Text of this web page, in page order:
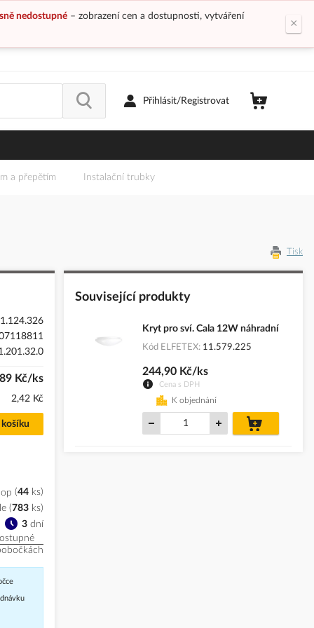
nedostupné– zobrazení cen a dostupnosti, vytváření
×
Přihlásit/Registrovat
a přepětím Instalační trubky
Tisk
Kč/ks
2,42 Kč
44 ks
3dní
(783 ks)
Související produkty
Kryt pro sví. Cala 12W náhradní
Kód ELFETEX 11.579.225
Cena s DPH
244,90 Kč/ks
K objednání
košíku